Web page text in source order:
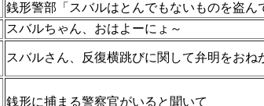
銭形警部「スバルはとんでもないものを盗ん
スバルちゃん、おはよーにょ～
スバルさん、反復横跳びに関して弁明をおね
銭形に捕まる警察官がいると聞いて